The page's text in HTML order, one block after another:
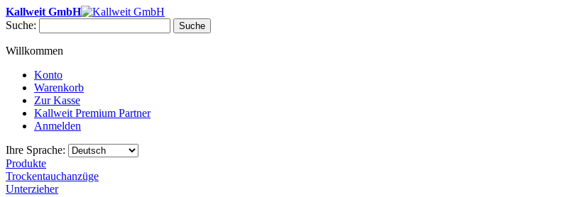
Kallweit GmbH
Suche:
Suche
Willkommen
Konto
Warenkorb
Zur Kasse
Kallweit Premium Partner
Anmelden
Ihre Sprache:
Produkte
Trockentauchanzüge
Unterzieher